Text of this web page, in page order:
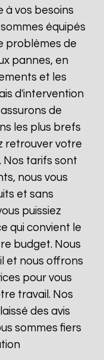
vos besoins
équipés
problèmes de
pannes, en
et les
d'intervention
de
les plus brefs
retrouver votre
tarifs sont
nous vous
et sans
puissiez
qui convient le
budget. Nous
et nous offrons
pour vous
travail. Nos
des avis
sommes fiers